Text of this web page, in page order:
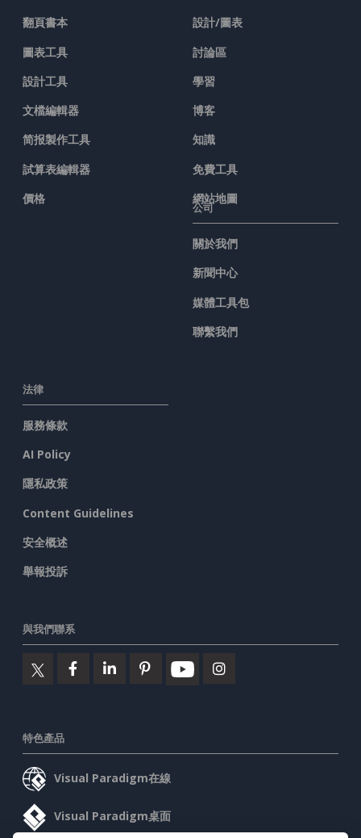
翻頁書本
圖表工具
設計工具
文檔編輯器
简报製作工具
試算表編輯器
價格
設計/圖表
討論區
學習
博客
知識
免費工具
網站地圖
公司
關於我們
新聞中心
媒體工具包
聯繫我們
法律
服務條款
AI Policy
隱私政策
Content Guidelines
安全概述
舉報投訴
與我們聯系
特色產品
Visual Paradigm在線
Visual Paradigm桌面